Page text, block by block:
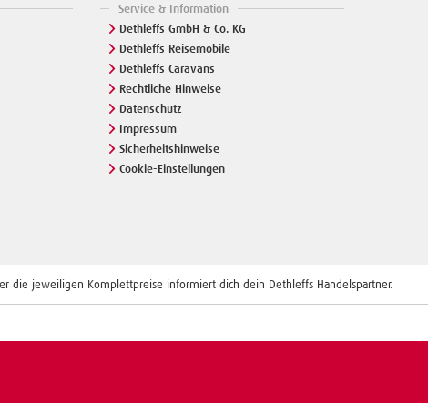
Service & Information
Dethleffs GmbH & Co. KG
Dethleffs Reisemobile
Dethleffs Caravans
Rechtliche Hinweise
Datenschutz
Impressum
Sicherheitshinweise
Cookie-Einstellungen
die jeweiligen Komplettpreise informiert dich dein Dethleffs Handelspartner.